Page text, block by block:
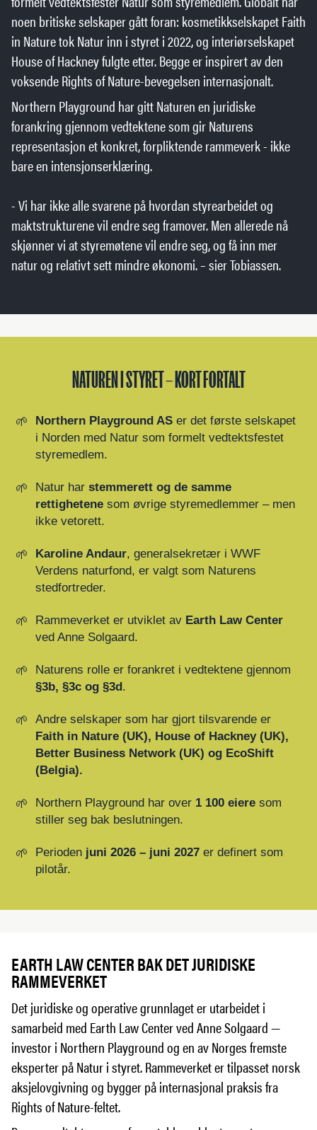
noen britiske selskaper gått foran: kosmetikkselskapet Faith
in Nature tok Natur inn i styret i 2022, og interiørselskapet
House of Hackney fulgte etter. Begge er inspirert av den
voksende Rights of Nature-bevegelsen internasjonalt.
Northern Playground har gitt Naturen en juridiske
forankring gjennom vedtektene som gir Naturens
representasjon et konkret, forpliktende rammeverk - ikke
bare en intensjonserklæring.
- Vi har ikke alle svarene på hvordan styrearbeidet og
maktstrukturene vil endre seg framover. Men allerede nå
skjønner vi at styremøtene vil endre seg, og få inn mer
natur og relativt sett mindre økonomi. – sier Tobiassen.
NATUREN I STYRET – KORT FORTALT
Northern Playground AS er det første selskapet
i Norden med Natur som formelt vedtektsfestet
styremedlem.
Natur har stemmerett og de samme
rettighetene som øvrige styremedlemmer – men
ikke vetorett.
Karoline Andaur, generalsekretær i WWF
Verdens naturfond, er valgt som Naturens
stedfortreder.
Rammeverket er utviklet av Earth Law Center
ved Anne Solgaard.
Naturens rolle er forankret i vedtektene gjennom
§3b, §3c og §3d.
Andre selskaper som har gjort tilsvarende er
Faith in Nature (UK), House of Hackney (UK),
Better Business Network (UK) og EcoShift
(Belgia).
Northern Playground har over 1 100 eiere som
stiller seg bak beslutningen.
Perioden juni 2026 – juni 2027 er definert som
pilotår.
EARTH LAW CENTER BAK DET JURIDISKE
RAMMEVERKET
Det juridiske og operative grunnlaget er utarbeidet i
samarbeid med Earth Law Center ved Anne Solgaard —
investor i Northern Playground og en av Norges fremste
eksperter på Natur i styret. Rammeverket er tilpasset norsk
aksjelovgivning og bygger på internasjonal praksis fra
Rights of Nature-feltet.